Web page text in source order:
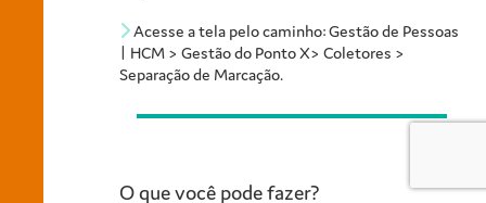
Acesse a tela pelo caminho: Gestão de Pessoas
| HCM > Gestão do Ponto X> Coletores >
Separação de Marcação.
O que você pode fazer?